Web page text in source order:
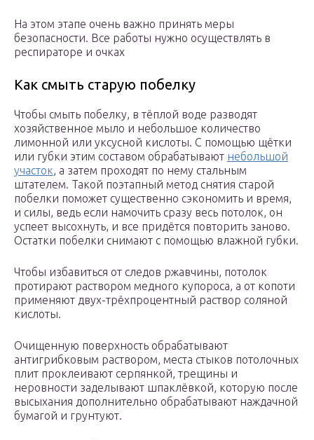
На этом этапе очень важно принять меры
безопасности. Все работы нужно осуществлять в
респираторе и очках
Как смыть старую побелку
Чтобы смыть побелку, в тёплой воде разводят
хозяйственное мыло и небольшое количество
лимонной или уксусной кислоты. С помощью щётки
или губки этим составом обрабатывают небольшой
участок, а затем проходят по нему стальным
штателем. Такой поэтапный метод снятия старой
побелки поможет существенно сэкономить и время,
и силы, ведь если намочить сразу весь потолок, он
успеет высохнуть, и все придётся повторить заново.
Остатки побелки снимают с помощью влажной губки.
Чтобы избавиться от следов ржавчины, потолок
протирают раствором медного купороса, а от копоти
применяют двух-трёхпроцентный раствор соляной
кислоты.
Очищенную поверхность обрабатывают
антигрибковым раствором, места стыков потолочных
плит проклеивают серпянкой, трещины и
неровности заделывают шпаклёвкой, которую после
высыхания дополнительно обрабатывают наждачной
бумагой и грунтуют.